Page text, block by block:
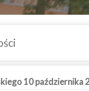
10 października